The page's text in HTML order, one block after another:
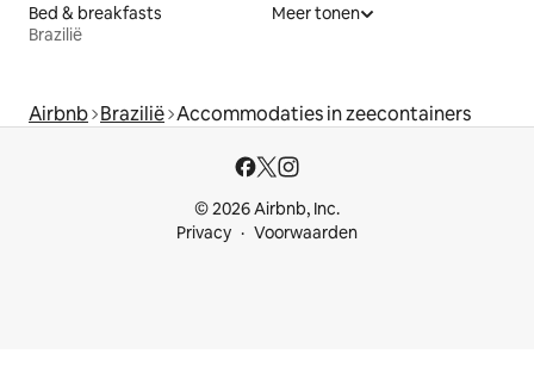
Bed & breakfasts
Brazilië
Meer tonen
Airbnb Brazilië Accommodaties in zeecontainers
© 2026 Airbnb, Inc.
Privacy
Voorwaarden